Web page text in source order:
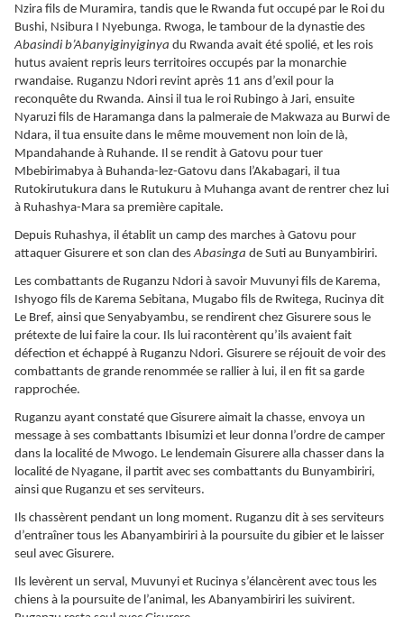
Nzira fils de Muramira, tandis que le Rwanda fut occupé par le Roi du
Bushi, Nsibura I Nyebunga. Rwoga, le tambour de la dynastie des
Abasindi b’Abanyiginyiginya du Rwanda avait été spolié, et les rois
hutus avaient repris leurs territoires occupés par la monarchie
rwandaise. Ruganzu Ndori revint après 11 ans d’exil pour la
reconquête du Rwanda. Ainsi il tua le roi Rubingo à Jari, ensuite
Nyaruzi fils de Haramanga dans la palmeraie de Makwaza au Burwi de
Ndara, il tua ensuite dans le même mouvement non loin de là,
Mpandahande à Ruhande. Il se rendit à Gatovu pour tuer
Mbebirimabya à Buhanda-lez-Gatovu dans l’Akabagari, il tua
Rutokirutukura dans le Rutukuru à Muhanga avant de rentrer chez lui
à Ruhashya-Mara sa première capitale.
Depuis Ruhashya, il établit un camp des marches à Gatovu pour
attaquer Gisurere et son clan desAbasinga de Suti au Bunyambiriri.
Les combattants de Ruganzu Ndori à savoir Muvunyi fils de Karema,
Ishyogo fils de Karema Sebitana, Mugabo fils de Rwitega, Rucinya dit
Le Bref, ainsi que Senyabyambu, se rendirent chez Gisurere sous le
prétexte de lui faire la cour. Ils lui racontèrent qu’ils avaient fait
défection et échappé à Ruganzu Ndori. Gisurere se réjouit de voir des
combattants de grande renommée se rallier à lui, il en fit sa garde
rapprochée.
Ruganzu ayant constaté que Gisurere aimait la chasse, envoya un
message à ses combattants Ibisumizi et leur donna l’ordre de camper
dans la localité de Mwogo. Le lendemain Gisurere alla chasser dans la
localité de Nyagane, il partit avec ses combattants du Bunyambiriri,
ainsi que Ruganzu et ses serviteurs.
Ils chassèrent pendant un long moment. Ruganzu dit à ses serviteurs
d’entraîner tous les Abanyambiriri à la poursuite du gibier et le laisser
seul avec Gisurere.
Ils levèrent un serval, Muvunyi et Rucinya s’élancèrent avec tous les
chiens à la poursuite de l’animal, les Abanyambiriri les suivirent.